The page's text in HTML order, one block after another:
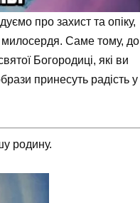
про захист та опіку,
милосердя. Саме тому, до
Богородиці, які ви
принесуть радість у
родину.